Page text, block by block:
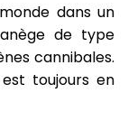
dans un
de type
cannibales.
toujours en